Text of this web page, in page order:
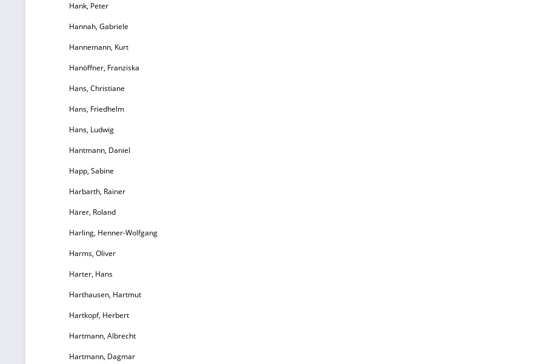
Hank, Peter
Hannah, Gabriele
Hannemann, Kurt
Hanöffner, Franziska
Hans, Christiane
Hans, Friedhelm
Hans, Ludwig
Hantmann, Daniel
Happ, Sabine
Harbarth, Rainer
Härer, Roland
Harling, Henner-Wolfgang
Harms, Oliver
Harter, Hans
Harthausen, Hartmut
Hartkopf, Herbert
Hartmann, Albrecht
Hartmann, Dagmar